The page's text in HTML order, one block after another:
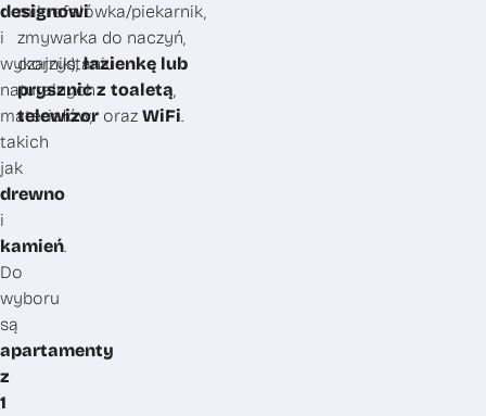
designowi
i
wykorzystaniu
naturalnych
materiałów,
takich
jak
drewno
i
kamień.
Do
wyboru
są
apartamenty
z
1
mikrofalówka/piekarnik,
zmywarka do naczyń,
czajnik),łazienkę lub
prysznic z toaletą,
telewizor oraz WiFi.